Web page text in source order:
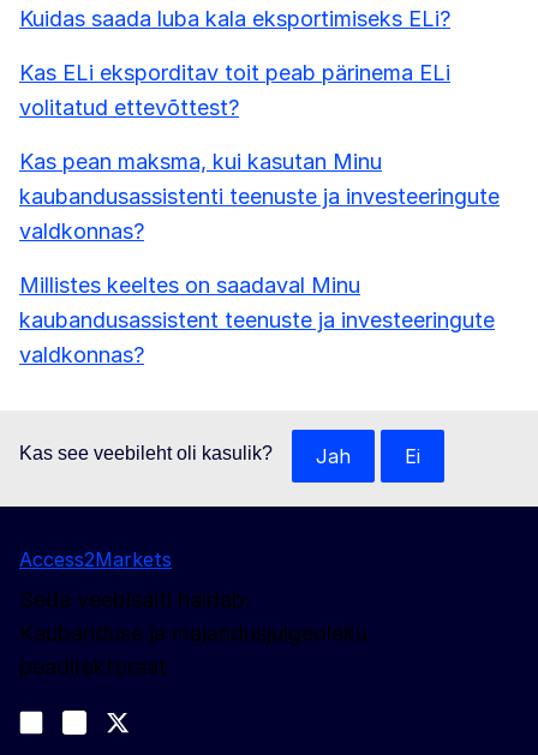
Kuidas saada luba kala eksportimiseks ELi?
Kas ELi eksporditav toit peab pärinema ELi
volitatud ettevõttest?
Kas pean maksma, kui kasutan Minu
kaubandusassistenti teenuste ja investeeringute
valdkonnas?
Millistes keeltes on saadaval Minu
kaubandusassistent teenuste ja investeeringute
valdkonnas?
Kas see veebileht oli kasulik? Jah Ei
Access2Markets
Seda veebisaiti haldab:
Kaubanduse ja majandusjulgeoleku
peadirektoraat
Join us on LinkedIn
Trade-Off podcast